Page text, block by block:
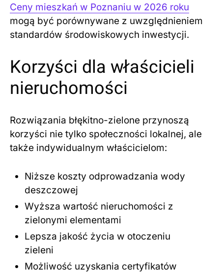
Ceny mieszkań w Poznaniu w 2026 roku
mogą być porównywane z uwzględnieniem
standardów środowiskowych inwestycji.
Korzyści dla właścicieli
nieruchomości
Rozwiązania błękitno-zielone przynoszą
korzyści nie tylko społeczności lokalnej, ale
także indywidualnym właścicielom:
Niższe koszty odprowadzania wody
deszczowej
Wyższa wartość nieruchomości z
zielonymi elementami
Lepsza jakość życia w otoczeniu
zieleni
Możliwość uzyskania certyfikatów